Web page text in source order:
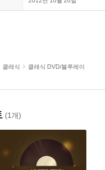
클래식 클래식 DVD/블루레이
(1개)